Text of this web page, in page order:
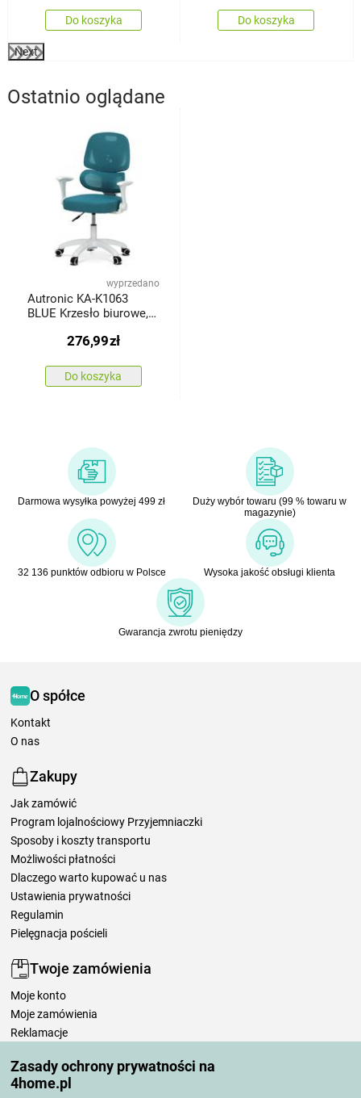
Zasady ochrony prywatności na
4home.pl
Do koszyka Do koszyka
Next
Ostatnio oglądane
wyprzedano
Autronic KA-K1063
BLUE Krzesło biurowe,
276,99zł
Do koszyka
Darmowa wysyłka powyżej 499 zł
Duży wybór towaru (99 % towaru w
magazynie)
32 136 punktów odbioru w Polsce Wysoka jakość obsługi klienta
Gwarancja zwrotu pieniędzy
O spółce
Kontakt
O nas
Zakupy
Jak zamówić
Program lojalnościowy Przyjemniaczki
Sposoby i koszty transportu
Możliwości płatności
Dlaczego warto kupować u nas
Ustawienia prywatności
Regulamin
Pielęgnacja pościeli
Twoje zamówienia
Moje konto
Moje zamówienia
Reklamacje
Zasady przetwarzania recenzji